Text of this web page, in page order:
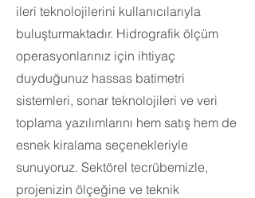
ileri teknolojilerini kullanıcılarıyla
buluşturmaktadır. Hidrografik ölçüm
operasyonlarınız için ihtiyaç
duyduğunuz hassas batimetri
sistemleri, sonar teknolojileri ve veri
toplama yazılımlarını hem satış hem de
esnek kiralama seçenekleriyle
sunuyoruz. Sektörel tecrübemizle,
projenizin ölçeğine ve teknik